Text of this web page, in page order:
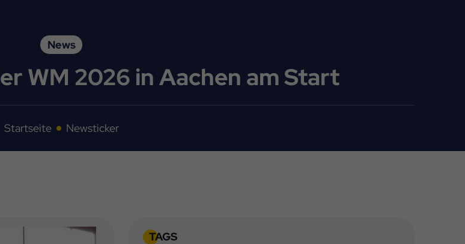
News
WM 2026 in Aachen am Start
Startseite Newsticker
TAGS